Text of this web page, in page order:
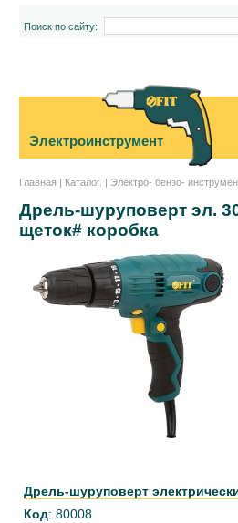
Поиск по сайту:
Электроинструмент
Главная | Каталог. | Электро- бензо-
Дрель-шуруповерт эл.
щеток# коробка
Дрель-шуруповерт
Код: 80008